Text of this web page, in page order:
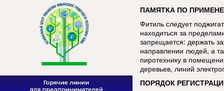
ПАМЯТКА ПО
Фитиль следует
находиться за
запрещается: держать
направлении людей, а
пиротехнику в
деревьев, линий
ПОРЯДОК